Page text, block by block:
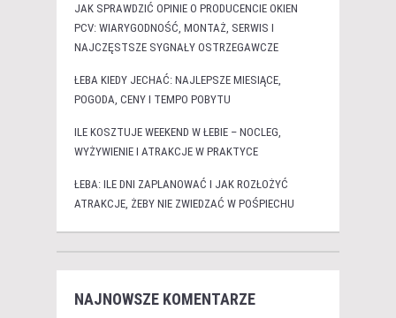
JAK SPRAWDZIĆ OPINIE O PRODUCENCIE OKIEN
PCV: WIARYGODNOŚĆ, MONTAŻ, SERWIS I
NAJCZĘSTSZE SYGNAŁY OSTRZEGAWCZE
ŁEBA KIEDY JECHAĆ: NAJLEPSZE MIESIĄCE,
POGODA, CENY I TEMPO POBYTU
ILE KOSZTUJE WEEKEND W ŁEBIE – NOCLEG,
WYŻYWIENIE I ATRAKCJE W PRAKTYCE
ŁEBA: ILE DNI ZAPLANOWAĆ I JAK ROZŁOŻYĆ
ATRAKCJE, ŻEBY NIE ZWIEDZAĆ W POŚPIECHU
NAJNOWSZE KOMENTARZE